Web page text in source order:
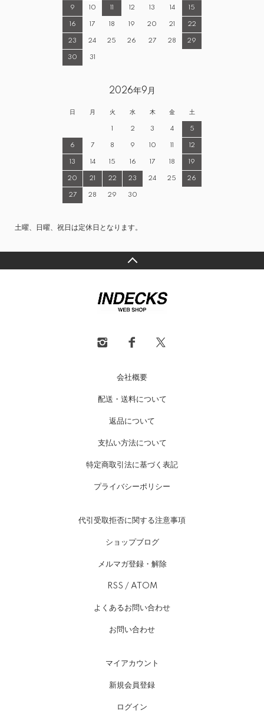
9 10 11 12 13 14 15
16 17 18 19 20 21 22
23 24 25 26 27 28 29
30 31
2026年9月
日 月 火 水 木 金 土
1 2 3 4 5
6 7 8 9 10 11 12
13 14 15 16 17 18 19
20 21 22 23 24 25 26
27 28 29 30
土曜、日曜、祝日は定休日となります。
会社概要
配送・送料について
返品について
支払い方法について
特定商取引法に基づく表記
プライバシーポリシー
代引受取拒否に関する注意事項
ショップブログ
メルマガ登録・解除
RSS / ATOM
よくあるお問い合わせ
お問い合わせ
マイアカウント
新規会員登録
ログイン